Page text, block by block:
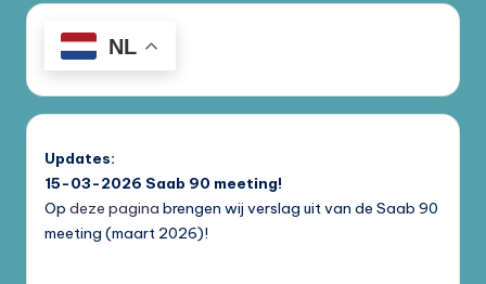
NL
Updates:
15-03-2026 Saab 90 meeting!
Op deze pagina brengen wij verslag uit van de Saab 90
meeting (maart 2026)!